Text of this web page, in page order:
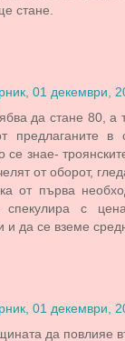
стане.
01 декември,
да стане 80,
предлаганите в
се знае-
от оборот,
от първа
с
и да се вземе
01 декември,
да повлияе